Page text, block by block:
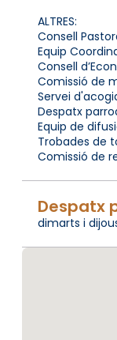
ALTRES:
Consell
Equip
Consell
Comissió de
Servei
Despatx
Equip de
Trobades de
Comissió de
Despatx
dimarts i